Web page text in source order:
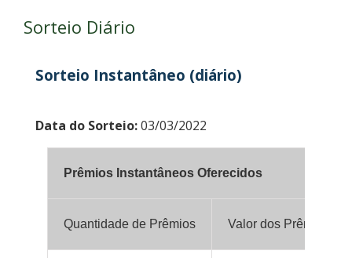
Sorteio Diário
Sorteio Instantâneo (diário)
Data do Sorteio:03/03/2022
Prêmios Instantâneos Oferecidos
Quantidade de Prêmios Valor dos Prêmios